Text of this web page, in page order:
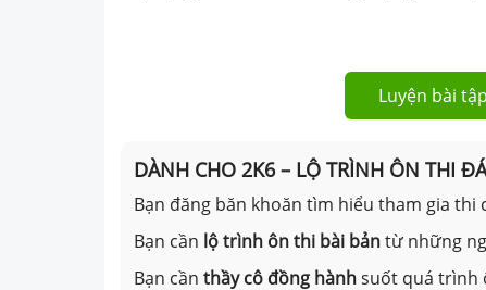
Luyện bài
DÀNH CHO 2K6 – LỘ TRÌNH ÔN THI
Bạn đăng băn khoăn tìm hiểu tham gia thi
Bạn cần lộ trình ôn thi bài bảntừ những
Bạn cần thầy cô đồng hànhsuốt quá trình